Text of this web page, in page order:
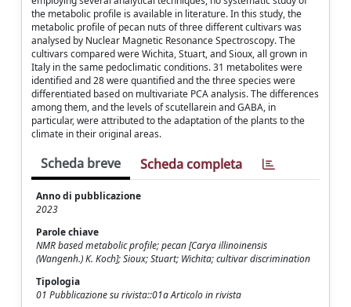
the metabolic profile is available in literature. In this study, the
metabolic profile of pecan nuts of three different cultivars was
analysed by Nuclear Magnetic Resonance Spectroscopy. The
cultivars compared were Wichita, Stuart, and Sioux, all grown in
Italy in the same pedoclimatic conditions. 31 metabolites were
identified and 28 were quantified and the three species were
differentiated based on multivariate PCA analysis. The differences
among them, and the levels of scutellarein and GABA, in
particular, were attributed to the adaptation of the plants to the
climate in their original areas.
Scheda breve Scheda completa
Anno di pubblicazione
2023
Parole chiave
NMR based metabolic profile; pecan [Carya illinoinensis
(Wangenh.) K. Koch]; Sioux; Stuart; Wichita; cultivar discrimination
Tipologia
01 Pubblicazione su rivista::01a Articolo in rivista